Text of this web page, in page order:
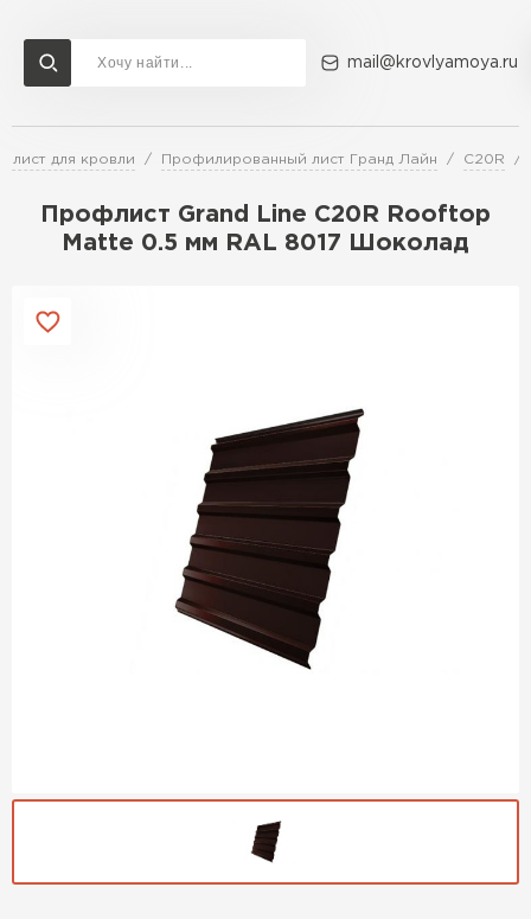
mail@krovlyamoya.ru
лист для кровли Профилированный лист Гранд Лайн C20R
Профлист Grand Line С20R Rooftop
Matte 0.5 мм RAL 8017 Шоколад
Сервисы расчета
Расчет штакетника для забора
Расчет водостока
Расчет фальцевой кровли
Доставка Контакты